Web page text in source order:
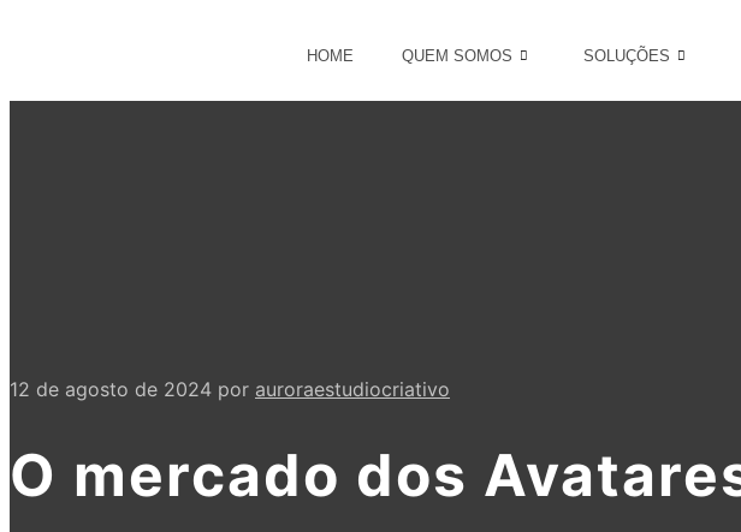
HOME QUEM SOMOS SOLUÇÕES
12 de agosto de 2024 por auroraestudiocriativo
O mercado dos